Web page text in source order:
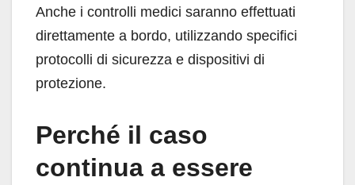
Anche i controlli medici saranno effettuati
direttamente a bordo, utilizzando specifici
protocolli di sicurezza e dispositivi di
protezione.
Perché il caso
continua a essere